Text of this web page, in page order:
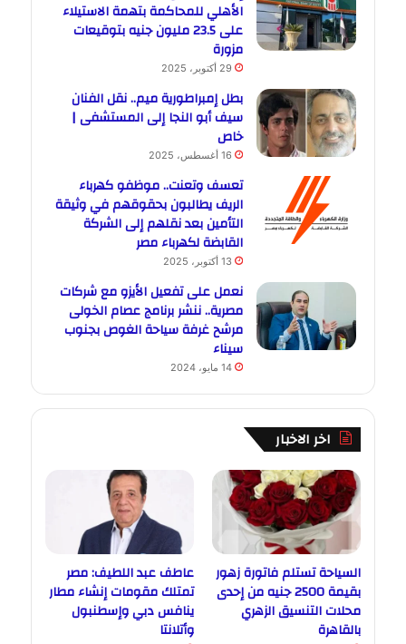
الأهلي للمحاكمة بتهمة الاستيلاء
على 23.5 مليون جنيه بتوقيعات
مزورة
29 أكتوبر، 2025
بطل إمبراطورية ميم.. نقل الفنان
سيف أبو النجا إلى المستشفى |
خاص
16 أغسطس، 2025
تعسف وتعنت.. موظفو كهرباء
الريف يطالبون بحقوقهم في وثيقة
التأمين بعد نقلهم إلى الشركة
القابضة لكهرباء مصر
13 أكتوبر، 2025
نعمل على تفعيل الأيزو مع شركات
مصرية.. ننشر برنامج عصام الخولى
مرشح غرفة سياحة الغوص بجنوب
سيناء
14 مايو، 2024
اخر الاخبار
السياحة تستلم فاتورة زهور
بقيمة 2500 جنيه من إحدى
محلات التنسيق الزهري
بالقاهرة
عاطف عبد اللطيف: مصر
تمتلك مقومات إنشاء مطار
ينافس دبي وإسطنبول
وأتلانتا